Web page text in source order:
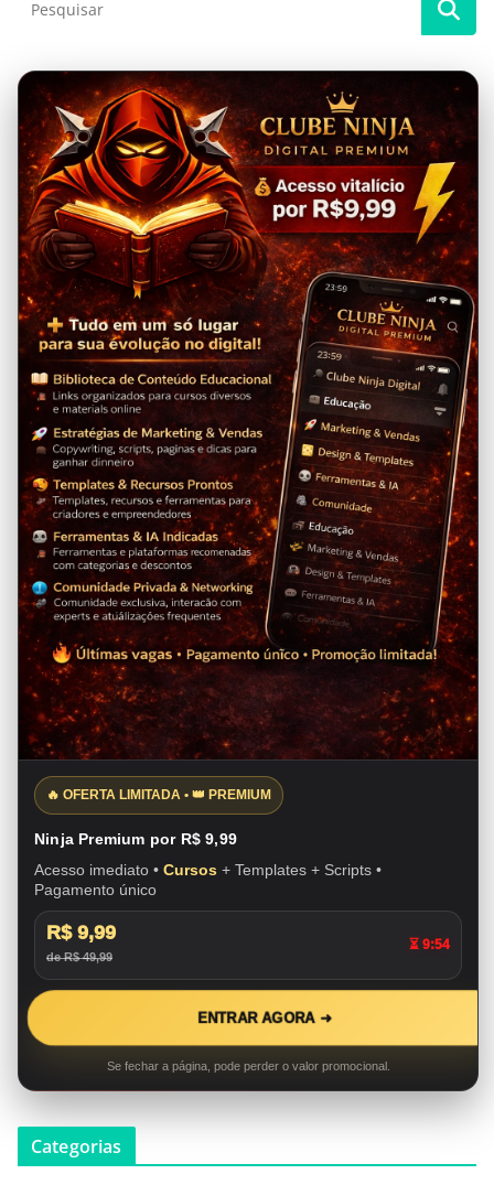
🔥 OFERTA LIMITADA • 👑 PREMIUM
Ninja Premium por R$ 9,99
Acesso imediato • Cursos + Templates + Scripts •
Pagamento único
R$ 9,99
de R$ 49,99
⏳ 9:53
ENTRAR AGORA ➜
Se fechar a página, pode perder o valor promocional.
Categorias